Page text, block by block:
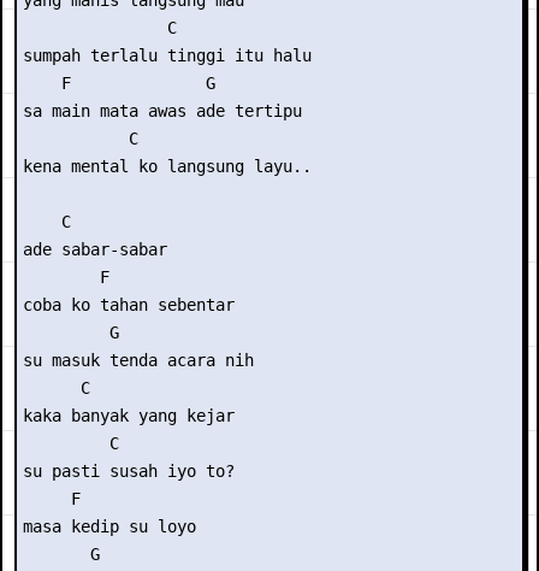
               C
sumpah terlalu tinggi itu halu
    F              G
sa main mata awas ade tertipu
           C
kena mental ko langsung layu..
    C
ade sabar-sabar
        F
coba ko tahan sebentar
         G
su masuk tenda acara nih
      C
kaka banyak yang kejar
         C
su pasti susah iyo to?
     F
masa kedip su loyo
       G